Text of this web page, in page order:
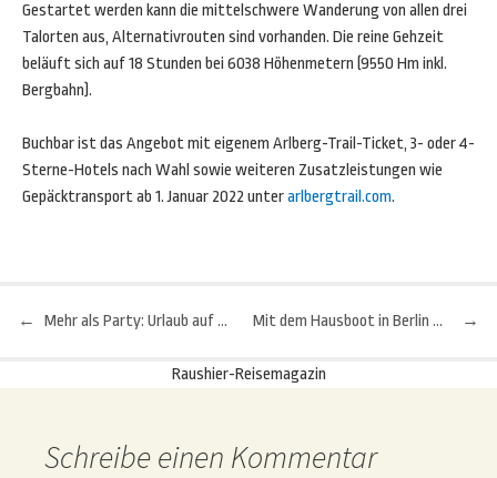
Gestartet werden kann die mittelschwere Wanderung von allen drei
Talorten aus, Alternativrouten sind vorhanden. Die reine Gehzeit
beläuft sich auf 18 Stunden bei 6038 Höhenmetern (9550 Hm inkl.
Bergbahn).
Buchbar ist das Angebot mit eigenem Arlberg-Trail-Ticket, 3- oder 4-
Sterne-Hotels nach Wahl sowie weiteren Zusatzleistungen wie
Gepäcktransport ab 1. Januar 2022 unterarlbergtrail.com.
Beitragsnavigation
← Mehr als Party: Urlaub auf Mallorca →
Mit dem Hausboot in Berlin – Drei Ideen für einen Ausflug ins Grüne
Raushier-Reisemagazin
Schreibe einen Kommentar